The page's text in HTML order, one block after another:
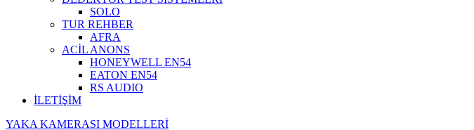
SOLO
TUR REHBER
AFRA
ACİL ANONS
HONEYWELL EN54
EATON EN54
RS AUDIO
İLETİŞİM
YAKA KAMERASI MODELLERİ